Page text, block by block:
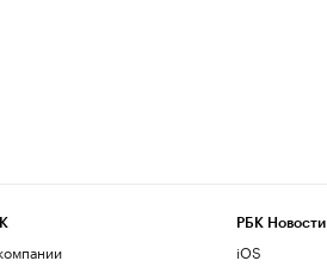
РБК Новости
iOS